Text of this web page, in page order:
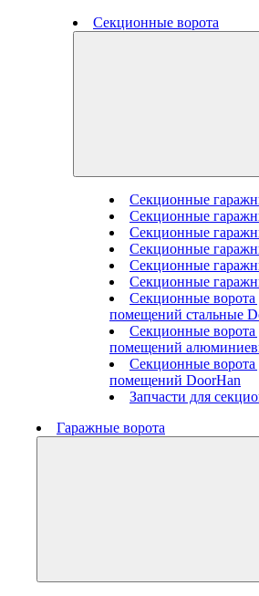
Секционные ворота
Секционные
Секционные
Секционные
Секционные
Секционные
Секционные
Секционные ворота
помещений стальные
Секционные ворота
помещений
Секционные ворота
помещений DoorHan
Запчасти для
Гаражные ворота